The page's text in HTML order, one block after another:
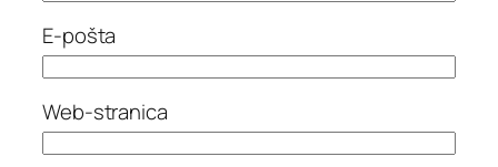
E-pošta
Web-stranica